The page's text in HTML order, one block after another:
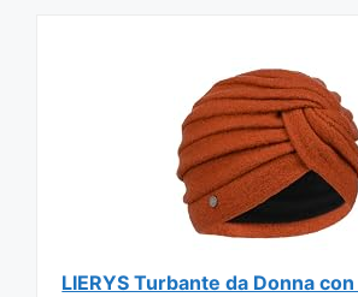
LIERYS Turbante da Donna